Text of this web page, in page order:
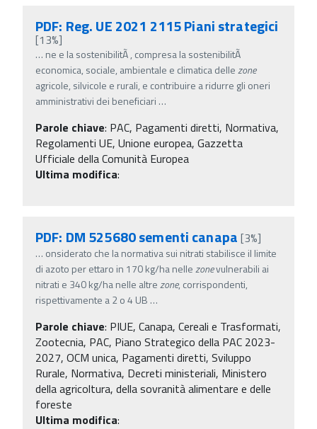
PDF: Reg. UE 2021 2115 Piani strategici
[13%]
… ne e la sostenibilitÃ , compresa la sostenibilitÃ
economica, sociale, ambientale e climatica dellezone
agricole, silvicole e rurali, e contribuire a ridurre gli oneri
amministrativi dei beneficiari …
Parole chiave: PAC, Pagamenti diretti, Normativa,
Regolamenti UE, Unione europea, Gazzetta
Ufficiale della Comunità Europea
Ultima modifica:
PDF: DM 525680 sementi canapa [3%]
… onsiderato che la normativa sui nitrati stabilisce il limite
di azoto per ettaro in 170 kg/ha nellezonevulnerabili ai
nitrati e 340 kg/ha nelle altrezone, corrispondenti,
rispettivamente a 2 o 4 UB …
Parole chiave: PIUE, Canapa, Cereali e Trasformati,
Zootecnia, PAC, Piano Strategico della PAC 2023-
2027, OCM unica, Pagamenti diretti, Sviluppo
Rurale, Normativa, Decreti ministeriali, Ministero
della agricoltura, della sovranità alimentare e delle
foreste
Ultima modifica: